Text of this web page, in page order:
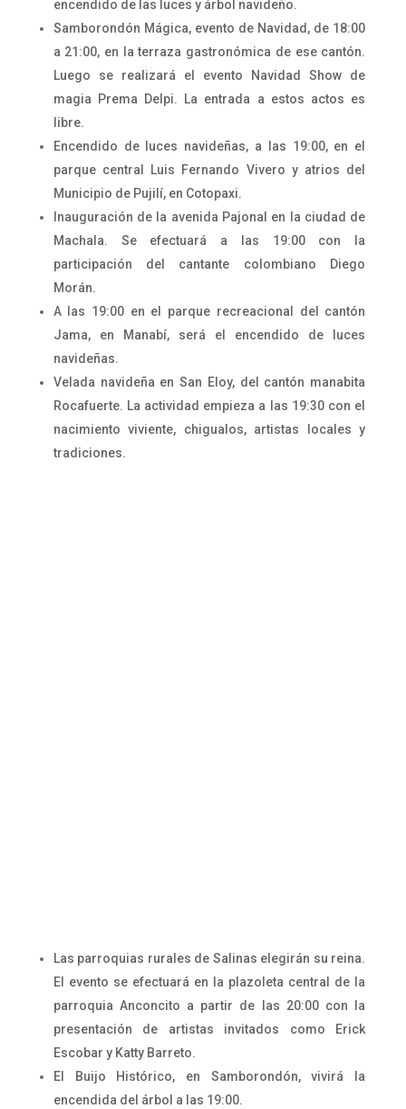
encendido de las luces y árbol navideño.
Samborondón Mágica, evento de Navidad, de 18:00
a 21:00, en la terraza gastronómica de ese cantón.
Luego se realizará el evento Navidad Show de
magia Prema Delpi. La entrada a estos actos es
libre.
Encendido de luces navideñas, a las 19:00, en el
parque central Luis Fernando Vivero y atrios del
Municipio de Pujilí, en Cotopaxi.
Inauguración de la avenida Pajonal en la ciudad de
Machala. Se efectuará a las 19:00 con la
participación del cantante colombiano Diego
Morán.
A las 19:00 en el parque recreacional del cantón
Jama, en Manabí, será el encendido de luces
navideñas.
Velada navideña en San Eloy, del cantón manabita
Rocafuerte. La actividad empieza a las 19:30 con el
nacimiento viviente, chigualos, artistas locales y
tradiciones.
Las parroquias rurales de Salinas elegirán su reina.
El evento se efectuará en la plazoleta central de la
parroquia Anconcito a partir de las 20:00 con la
presentación de artistas invitados como Erick
Escobar y Katty Barreto.
El Buijo Histórico, en Samborondón, vivirá la
encendida del árbol a las 19:00.